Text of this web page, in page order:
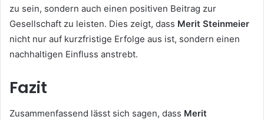
zu sein, sondern auch einen positiven Beitrag zur
Gesellschaft zu leisten. Dies zeigt, dass Merit Steinmeier
nicht nur auf kurzfristige Erfolge aus ist, sondern einen
nachhaltigen Einfluss anstrebt.
Fazit
Zusammenfassend lässt sich sagen, dass Merit